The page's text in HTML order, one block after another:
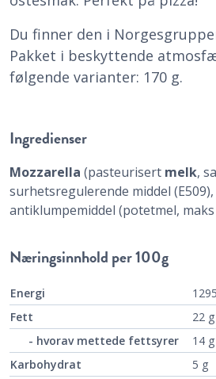
Du finner den i
Pakket i beskyttende
følgende varianter: 170 g.
Ingredienser
Mozzarella (pasteurisert melk,
surhetsregulerende middel (E509),
antiklumpemiddel (potetmel, maks
Næringsinnhold per 100g
Energi
Fett
22 g
- hvorav mettede fettsyrer
14 g
Karbohydrat
5 g